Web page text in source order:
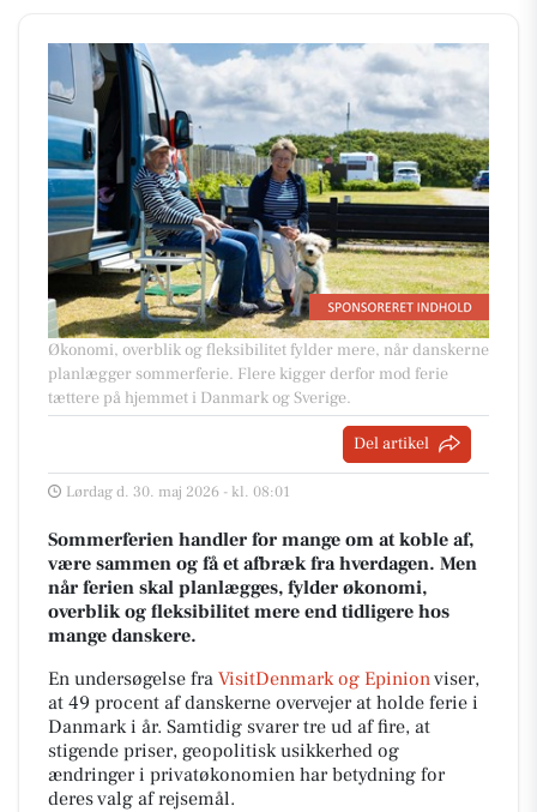
Økonomi, overblik og fleksibilitet fylder mere, når danskerne
planlægger sommerferie. Flere kigger derfor mod ferie
tættere på hjemmet i Danmark og Sverige.
Del artikel
Lørdag d. 30. maj 2026 - kl. 08:01
Sommerferien handler for mange om at koble af,
være sammen og få et afbræk fra hverdagen. Men
når ferien skal planlægges, fylder økonomi,
overblik og fleksibilitet mere end tidligere hos
mange danskere.
En undersøgelse fra VisitDenmark og Epinionviser,
at 49 procent af danskerne overvejer at holde ferie i
Danmark i år. Samtidig svarer tre ud af fire, at
stigende priser, geopolitisk usikkerhed og
ændringer i privatøkonomien har betydning for
deres valg af rejsemål.